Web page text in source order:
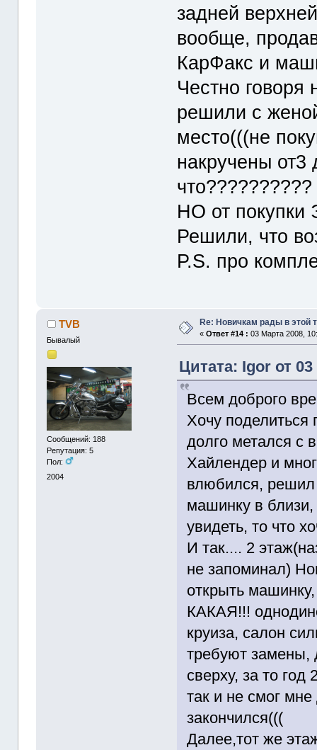
задней
вообще,
КарФакс и
Честно говоря
решили с
место(((не
накручены от3
что??????????
НО от покупки
Решили, что
P.S. про
TVB
Бывалый
Сообщений: 188
Репутация: 5
Пол:
2004
Re: Новичкам рады в этой
«Ответ #14 : 03 Марта 2008,
Цитата: Igor от
Всем доброго
Хочу поделиться
долго метался с
Хайлендер и
влюбился, решил
машинку в близи,
увидеть, то что
И так.... 2
не запоминал)
открыть
КАКАЯ!!!
круиза, салон
требуют замены,
сверху, за то
так и не смог
закончился(((
Далее,тот же